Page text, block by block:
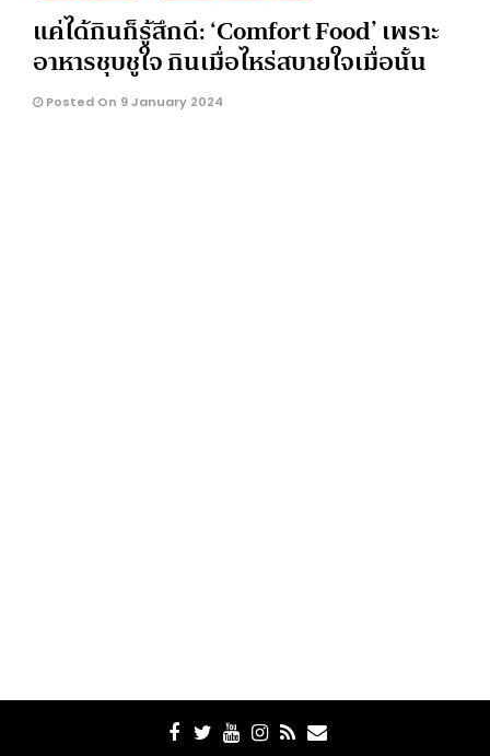
แค่ได้กินก็รู้สึกดี: ‘Comfort Food’ เพราะ
อาหารชุบชูใจ กินเมื่อไหร่สบายใจเมื่อนั้น
Posted On 9 January 2024